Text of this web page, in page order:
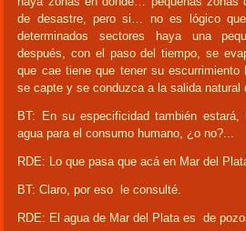
de desastre, pero si… no es lógico
determinados sectores haya una
después, con el paso del tiempo, se
que cae tiene que tener su escurrimiento
se capte y se conduzca a la salida natural
BT: En su especificidad también estará,
agua para el consumo humano, ¿o no?...
RDE: Lo que pasa que acá en Mar del
BT: Claro, por eso le consulté.
RDE: El agua de Mar del Plata es de